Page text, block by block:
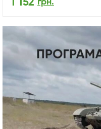
1 152